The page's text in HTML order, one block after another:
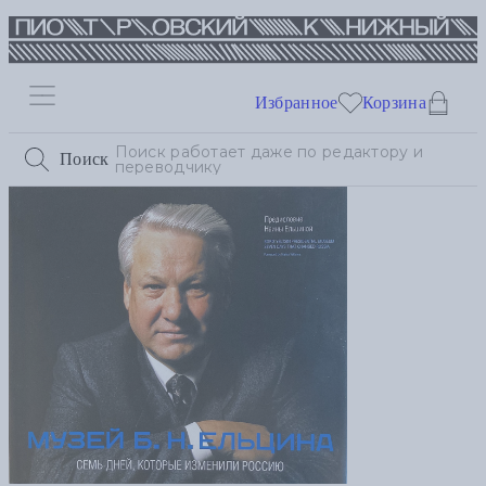
Поиск
Избранное Корзина